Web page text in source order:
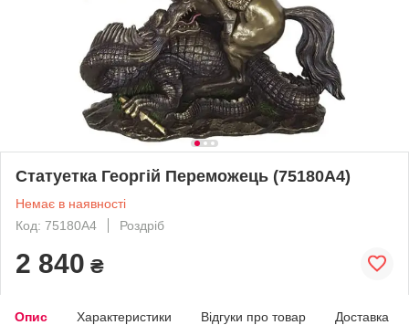
Статуетка Георгій Переможець (75180A4)
Немає в наявності
Код: 75180A4
Роздріб
2 840 ₴
Опис Характеристики Відгуки про товар Доставка